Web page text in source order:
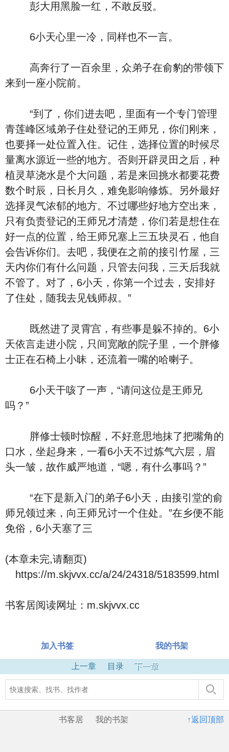
彭大用黑脸一红，不敢反驳。
6小天心里一冷，同样也不一言。
高奔行了一百余里，众弟子在俞豹的带领下
来到一座小院前。
“到了，你们进去吧，里面有一个专门管理
青莲峰区域弟子住处登记的王师兄，你们刚来，
也要择一处位置入住。记住，选择位置的时候尽
量离水源近一些的地方。否则开辟灵田之后，种
植灵草浇水是个大问题，若是来回挑水都要花费
数个时辰，日长月久，难免影响修炼。另外最好
选择灵气浓郁的地方。不过哪些好地方空出来，
只有负责登记的王师兄才清楚，你们若是想住在
好一点的位置，给王师兄塞上三五块灵石，他自
会告诉你们。去吧，我便在之前的接引竹屋，三
天内你们有什么问题，只管去问我，三天后我就
不管了。对了，6小天，你第一个过去，安排好
了住处，随我去见钱师叔。”
既然进了灵霄宫，有些事是躲不掉的。6小
天依言走进小院，只间宽敞的院子里，一个胖修
士正在石椅上小昧，还流着一嘴的哈喇子。
6小天干咳了一声，“请问这位是王师兄
吗？”
胖修士顿时惊醒，不好意思地抹了把嘴角的
口水，坐起身来，一看6小天不过炼气六层，眉
头一皱，故作威严地道，“嗯，有什么事吗？”
“在下是新入门的弟子6小天，由接引堂的俞
师兄领过来，向王师兄讨一个住处。”在乡便不能
免俗，6小天塞了三
(本章未完,请翻页)
https://m.skjvvx.cc/a/24/24318/5183599.html
书客居阅读网址：m.skjvvx.cc
加入书签 我的书架
上一章 目录 下一章
↑返回顶部
书客居 我的书架